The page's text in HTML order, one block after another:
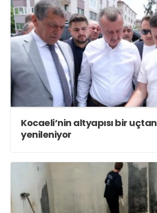
Kocaeli’nin altyapısı bir uçtan diğer uca
yenileniyor